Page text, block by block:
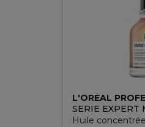
L'ORÉAL
SERIE EXPERT
Huile